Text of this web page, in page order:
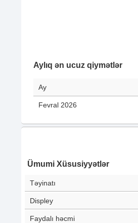
Aylıq ən ucuz qiymətlər
Ay
Fevral 2026
Ümumi Xüsusiyyətlər
Təyinatı
Displey
Faydalı həcmi